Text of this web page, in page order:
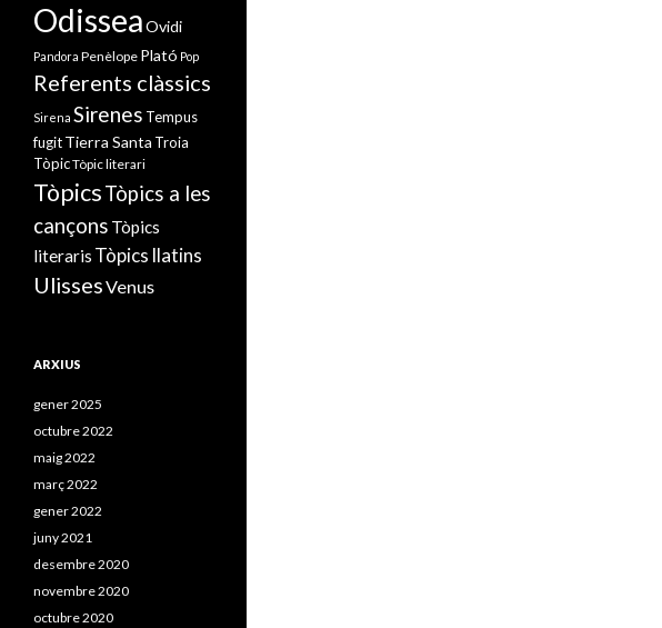
OdisseaOvidi
Pandora Penèlope Plató Pop
Referents clàssics
Sirena Sirenes Tempus
fugitTierra Santa Troia
TòpicTòpic literari
TòpicsTòpics a les
cançons Tòpics
literaris Tòpics llatins
UlissesVenus
ARXIUS
gener 2025
octubre 2022
maig 2022
març 2022
gener 2022
juny 2021
desembre 2020
novembre 2020
octubre 2020